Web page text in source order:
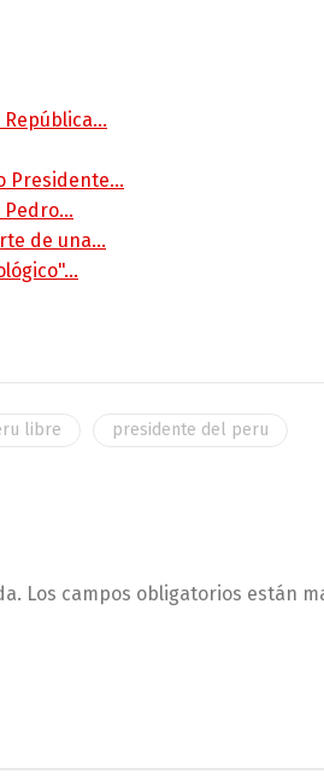
República…
Presidente…
Pedro…
de una…
libre presidente del peru
Los campos obligatorios están